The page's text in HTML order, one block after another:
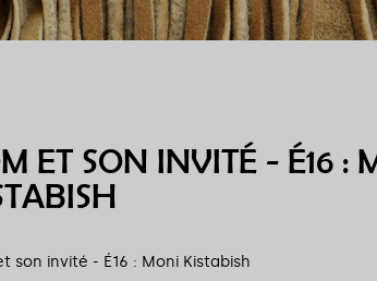
ET SON INVITÉ - É16 :
son invité - É16 : Moni Kistabish